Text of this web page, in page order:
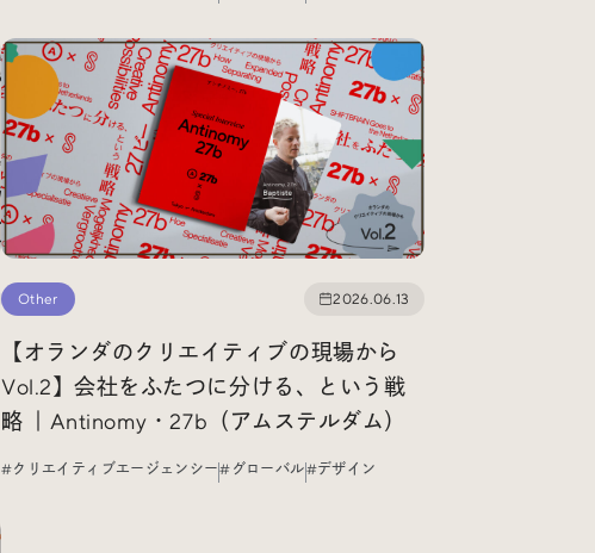
Other 2026.06.13
【オランダのクリエイティブの現場から
Vol.2】会社をふたつに分ける、という戦
略 ｜Antinomy・27b（アムステルダム）
#クリエイティブエージェンシー#グローバル#デザイン